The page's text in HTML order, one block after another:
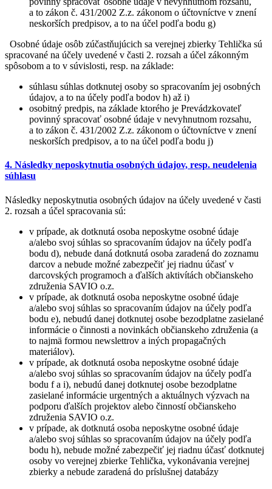
a to zákon č. 431/2002 Z.z. zákonom o účtovníctve v znení
neskorších predpisov, a to na účel podľa bodu g)
Osobné údaje osôb zúčastňujúcich sa verejnej zbierky Tehlička sú
spracované na účely uvedené v časti 2. rozsah a účel zákonným
spôsobom a to v súvislosti, resp. na základe:
súhlasu súhlas dotknutej osoby so spracovaním jej osobných
údajov, a to na účely podľa bodov h) až i)
osobitný predpis, na základe ktorého je Prevádzkovateľ
povinný spracovať osobné údaje v nevyhnutnom rozsahu,
a to zákon č. 431/2002 Z.z. zákonom o účtovníctve v znení
neskorších predpisov, a to na účel podľa bodu j)
4. Následky neposkytnutia osobných údajov, resp. neudelenia
súhlasu
Následky neposkytnutia osobných údajov na účely uvedené v časti
2. rozsah a účel spracovania sú:
v prípade, ak dotknutá osoba neposkytne osobné údaje
a/alebo svoj súhlas so spracovaním údajov na účely podľa
bodu d), nebude daná dotknutá osoba zaradená do zoznamu
darcov a nebude možné zabezpečiť jej riadnu účasť v
darcovských programoch a ďalších aktivítách občianskeho
združenia SAVIO o.z.
v prípade, ak dotknutá osoba neposkytne osobné údaje
a/alebo svoj súhlas so spracovaním údajov na účely podľa
bodu e), nebudú danej dotknutej osobe bezodplatne zasielané
informácie o činnosti a novinkách občianskeho združenia (a
to najmä formou newslettrov a iných propagačných
materiálov).
v prípade, ak dotknutá osoba neposkytne osobné údaje
a/alebo svoj súhlas so spracovaním údajov na účely podľa
bodu f a i), nebudú danej dotknutej osobe bezodplatne
zasielané informácie urgentných a aktuálnych výzvach na
podporu ďalších projektov alebo činností občianskeho
združenia SAVIO o.z.
v prípade, ak dotknutá osoba neposkytne osobné údaje
a/alebo svoj súhlas so spracovaním údajov na účely podľa
bodu h), nebude možné zabezpečiť jej riadnu účasť dotknutej
osoby vo verejnej zbierke Tehlička, vykonávania verejnej
zbierky a nebude zaradená do príslušnej databázy